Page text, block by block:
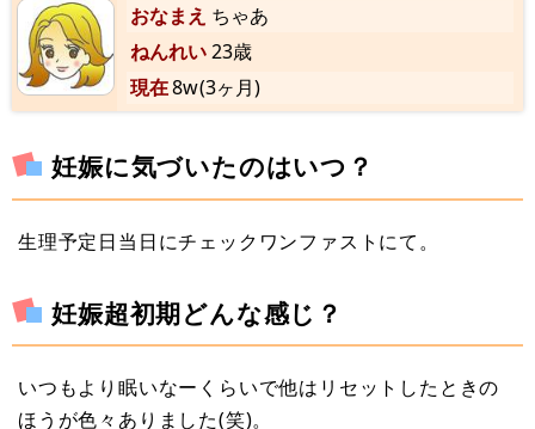
おなまえ ちゃあ
ねんれい23歳
現在8w(3ヶ月)
妊娠に気づいたのはいつ？
生理予定日当日にチェックワンファストにて。
妊娠超初期どんな感じ？
いつもより眠いなーくらいで他はリセットしたときの
ほうが色々ありました(笑)。